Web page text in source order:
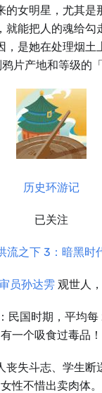
的女明星，尤其是
就能把人的魂给勾
，是她在处理烟土
片产地和等级的
历史环游记
已关注
流之下 3：暗黑时
员孙达雱观世人
民国时期，平均
有一个吸食过毒品！
丧失斗志、学生断
女性不惜出卖肉体。